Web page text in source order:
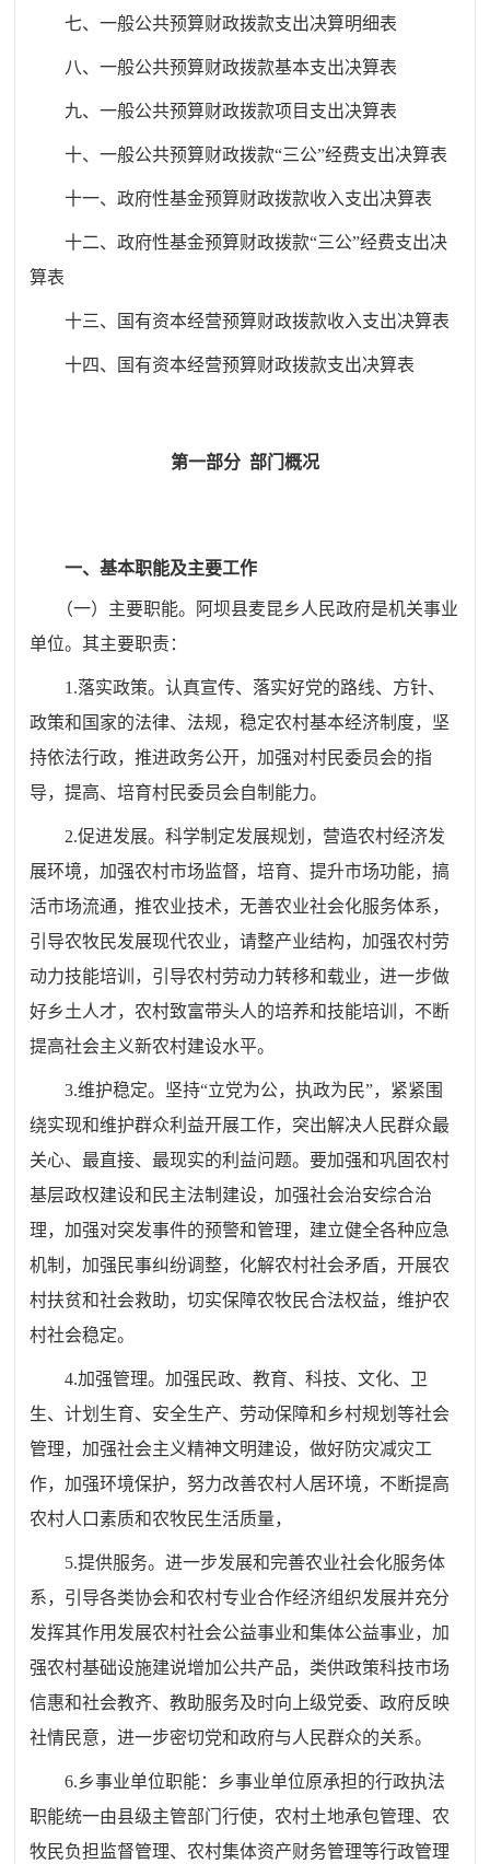
七、一般公共预算财政拨款支出决算明细表
八、一般公共预算财政拨款基本支出决算表
九、一般公共预算财政拨款项目支出决算表
十、一般公共预算财政拨款“三公”经费支出决算表
十一、政府性基金预算财政拨款收入支出决算表
十二、政府性基金预算财政拨款“三公”经费支出决
算表
十三、国有资本经营预算财政拨款收入支出决算表
十四、国有资本经营预算财政拨款支出决算表
第一部分 部门概况
一、基本职能及主要工作
（一）主要职能。 阿坝县麦昆乡人民政府是机关事业
单位。其主要职责：
1.落实政策。认真宣传、落实好党的路线、方针、
政策和国家的法律、法规，稳定农村基本经济制度，坚
持依法行政，推进政务公开，加强对村民委员会的指
导，提高、培育村民委员会自制能力。
2.促进发展。科学制定发展规划，营造农村经济发
展环境，加强农村市场监督，培育、提升市场功能，搞
活市场流通，推农业技术，无善农业社会化服务体系，
引导农牧民发展现代农业，请整产业结构，加强农村劳
动力技能培训，引导农村劳动力转移和载业，进一步做
好乡土人才，农村致富带头人的培养和技能培训，不断
提高社会主义新农村建设水平。
3.维护稳定。坚持“立党为公，执政为民”，紧紧围
绕实现和维护群众利益开展工作，突出解决人民群众最
关心、最直接、最现实的利益问题。要加强和巩固农村
基层政权建设和民主法制建设，加强社会治安综合治
理，加强对突发事件的预警和管理，建立健全各种应急
机制，加强民事纠纷调整，化解农村社会矛盾，开展农
村扶贫和社会救助，切实保障农牧民合法权益，维护农
村社会稳定。
4.加强管理。加强民政、教育、科技、文化、卫
生、计划生育、安全生产、劳动保障和乡村规划等社会
管理，加强社会主义精神文明建设，做好防灾减灾工
作，加强环境保护，努力改善农村人居环境，不断提高
农村人口素质和农牧民生活质量，
5.提供服务。进一步发展和完善农业社会化服务体
系，引导各类协会和农村专业合作经济组织发展并充分
发挥其作用发展农村社会公益事业和集体公益事业，加
强农村基础设施建说增加公共产品，类供政策科技市场
信惠和社会教齐、教助服务及时向上级党委、政府反映
社情民意，进一步密切党和政府与人民群众的关系。
6.乡事业单位职能：乡事业单位原承担的行政执法
职能统一由县级主管部门行使，农村土地承包管理、农
牧民负担监督管理、农村集体资产财务管理等行政管理